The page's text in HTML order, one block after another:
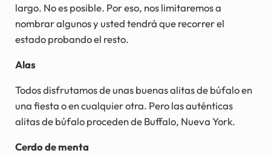
largo. No es posible. Por eso, nos limitaremos a
nombrar algunos y usted tendrá que recorrer el
estado probando el resto.
Alas
Todos disfrutamos de unas buenas alitas de búfalo en
una fiesta o en cualquier otra. Pero las auténticas
alitas de búfalo proceden de Buffalo, Nueva York.
Cerdo de menta